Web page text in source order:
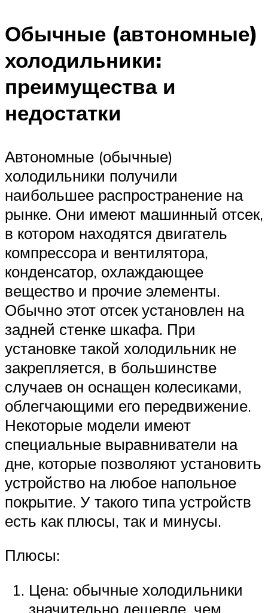
Обычные (автономные)
холодильники:
преимущества и
недостатки
Автономные (обычные)
холодильники получили
наибольшее распространение на
рынке. Они имеют машинный отсек,
в котором находятся двигатель
компрессора и вентилятора,
конденсатор, охлаждающее
вещество и прочие элементы.
Обычно этот отсек установлен на
задней стенке шкафа. При
установке такой холодильник не
закрепляется, в большинстве
случаев он оснащен колесиками,
облегчающими его передвижение.
Некоторые модели имеют
специальные выравниватели на
дне, которые позволяют установить
устройство на любое напольное
покрытие. У такого типа устройств
есть как плюсы, так и минусы.
Плюсы:
Цена: обычные холодильники
значительно дешевле, чем